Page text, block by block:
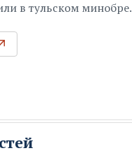
в тульском минобре.